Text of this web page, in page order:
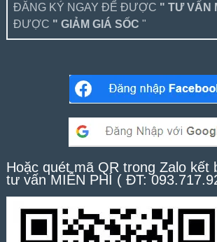
ĐĂNG KÝ NGAY ĐỂ ĐƯỢC " TƯ VẤN
ĐƯỢC " GIẢM GIÁ SỐC "
Hoặc quét mã QR trong Zalo kết
tư vấn MIỄN PHÍ ( ĐT: